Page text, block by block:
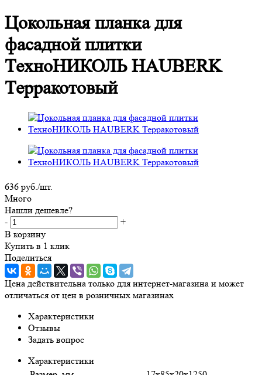
Цокольная планка для
фасадной плитки
ТехноНИКОЛЬ HAUBERK
Терракотовый
636 руб./шт.
Много
Нашли дешевле?
-
+
В корзину
Купить в 1 клик
Поделиться
Цена действительна только для интернет-магазина и может
отличаться от цен в розничных магазинах
Характеристики
Отзывы
Задать вопрос
Характеристики